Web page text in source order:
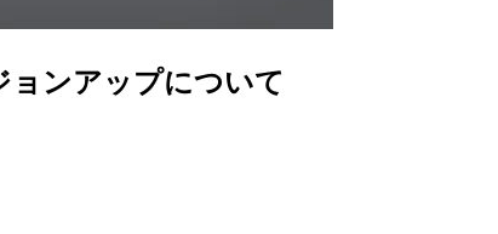
ョンアップについて